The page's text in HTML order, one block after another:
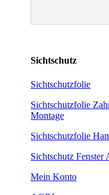
Sichtschutz
Sichtschutzfolie
Sichtschutzfolie
Montage
Sichtschutzfolie
Sichtschutz
Mein Konto